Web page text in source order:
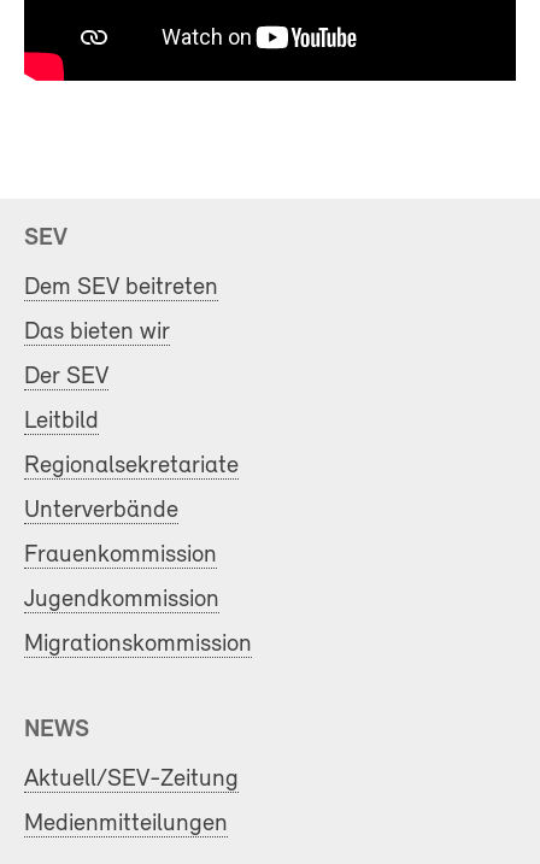
SEV
Dem SEV beitreten
Das bieten wir
Der SEV
Leitbild
Regionalsekretariate
Unterverbände
Frauenkommission
Jugendkommission
Migrationskommission
NEWS
Aktuell/SEV-Zeitung
Medienmitteilungen